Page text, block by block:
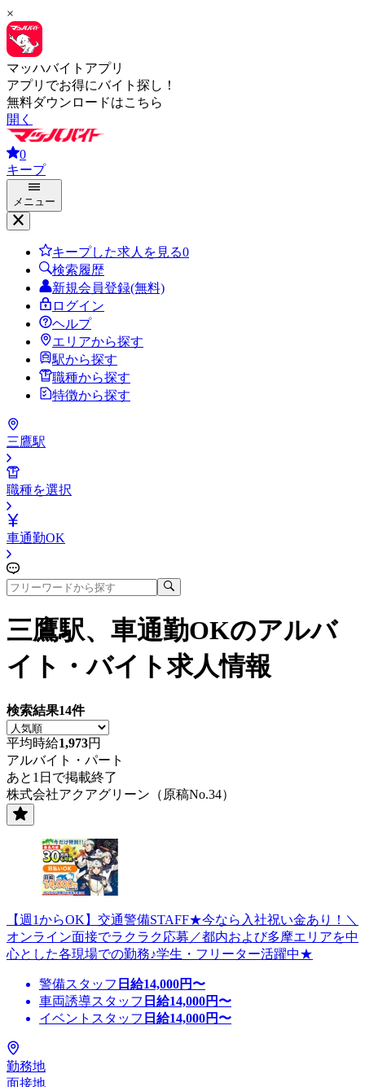
×
マッハバイトアプリ
アプリでお得にバイト探し！
無料ダウンロードはこちら
開く
0
キープ
メニュー
キープした求人を見る0
検索履歴
新規会員登録(無料)
ログイン
ヘルプ
エリアから探す
駅から探す
職種から探す
特徴から探す
三鷹駅
職種を選択
車通勤OK
三鷹駅、車通勤OKのアルバ
イト・バイト求人情報
検索結果14件
平均時給1,973円
アルバイト・パート
あと1日で掲載終了
株式会社アクアグリーン（原稿No.34）
【週1からOK】交通警備STAFF★今なら入社祝い金あり！＼
オンライン面接でラクラク応募／都内および多摩エリアを中
心とした各現場での勤務♪学生・フリーター活躍中★
警備スタッフ 日給14,000円〜
車両誘導スタッフ 日給14,000円〜
イベントスタッフ 日給14,000円〜
勤務地
面接地